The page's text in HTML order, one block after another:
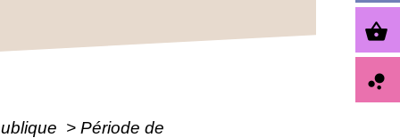
> Période de
shopping_basket
bubble_chart